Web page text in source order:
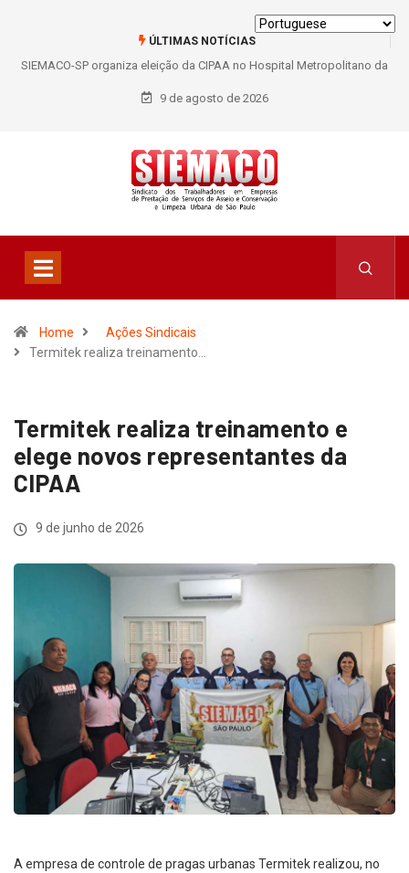
ÚLTIMAS NOTÍCIAS
SIEMACO-SP organiza eleição da CIPAA no Hospital Metropolitano da
Lapa e fortalece participação dos trabalhadores
9 de agosto de 2026
Home
Ações Sindicais
Termitek realiza treinamento…
Termitek realiza treinamento e
elege novos representantes da
CIPAA
9 de junho de 2026
A empresa de controle de pragas urbanas Termitek realizou, no